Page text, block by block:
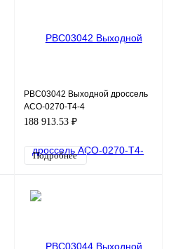
PBC03042 Выходной дроссель
ACO-0270-T4-4
188 913.53 ₽
Подробнее